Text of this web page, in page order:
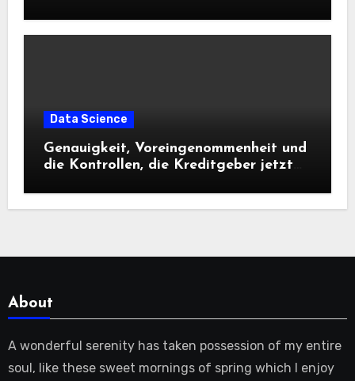
Data Science
Genauigkeit, Voreingenommenheit und
die Kontrollen, die Kreditgeber jetzt
About
A wonderful serenity has taken possession of my entire
soul, like these sweet mornings of spring which I enjoy